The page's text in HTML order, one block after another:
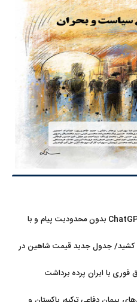
هدیه بزرگ OpenAI به کاربران؛ ChatGPT بدون محدودیت پیام و با
کشید/ جدول جدید قیمت شاهین در
فوری با ایران پرده برداشت